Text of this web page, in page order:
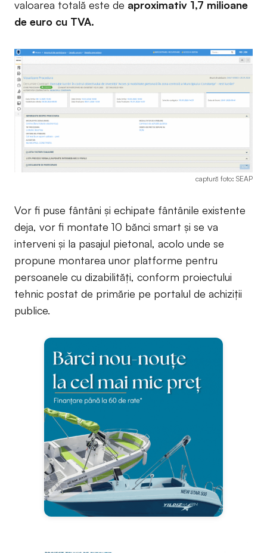
valoarea totală este de aproximativ 1,7 milioane
de euro cu TVA.
captură foto: SEAP
Vor fi puse fântâni și echipate fântânile existente
deja, vor fi montate 10 bănci smart și se va
interveni și la pasajul pietonal, acolo unde se
propune montarea unor platforme pentru
persoanele cu dizabilități, conform proiectului
tehnic postat de primărie pe portalul de achiziții
publice.